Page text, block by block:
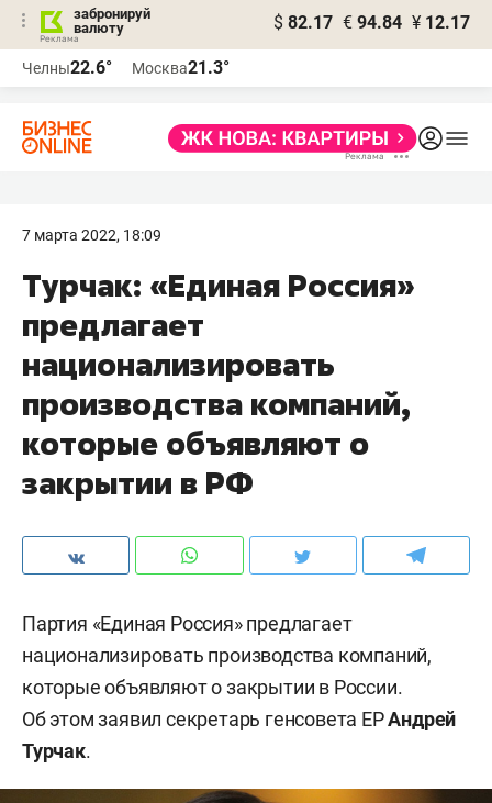
забронируй
валюту
$ 82.17 € 94.84 ¥ 12.17
Челны22.6° Москва21.3°
7 марта 2022, 18:09
Турчак: «Единая Россия»
предлагает
национализировать
производства компаний,
которые объявляют о
закрытии в РФ
Партия «Единая Россия» предлагает
национализировать производства компаний,
которые объявляют о закрытии в России.
Об этом заявил секретарь генсовета ЕРАндрей
Турчак.